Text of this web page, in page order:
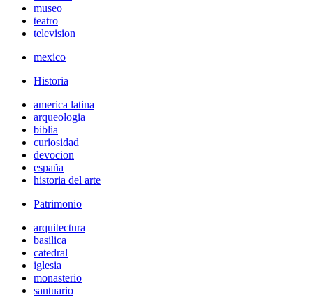
museo
teatro
television
mexico
Historia
america latina
arqueologia
biblia
curiosidad
devocion
españa
historia del arte
Patrimonio
arquitectura
basilica
catedral
iglesia
monasterio
santuario